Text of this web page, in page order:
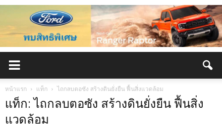
หน้าแรก แท็ก ไถกลบตอซัง สร้างดินยั่งยืน ฟื้นสิ่งแวดล้อม
แท็ก: ไถกลบตอซัง สร้างดินยั่งยืน ฟื้นสิ่ง
แวดล้อม